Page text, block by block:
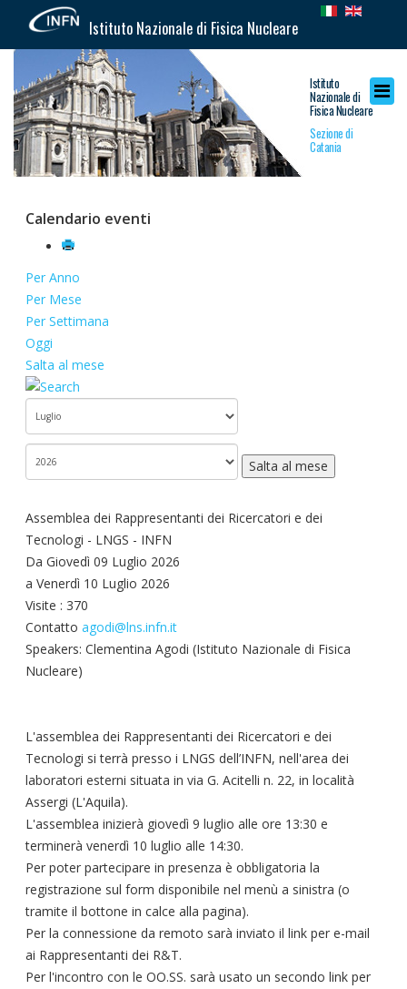
Istituto Nazionale di Fisica Nucleare
Istituto
Nazionale di
Fisica Nucleare
Sezione di
Catania
Calendario eventi
Per Anno
Per Mese
Per Settimana
Oggi
Salta al mese
Salta al mese
Assemblea dei Rappresentanti dei Ricercatori e dei
Tecnologi - LNGS - INFN
Da Giovedì 09 Luglio 2026
a Venerdì 10 Luglio 2026
Visite : 370
Contatto agodi@lns.infn.it
Speakers: Clementina Agodi (Istituto Nazionale di Fisica
Nucleare)
L'assemblea dei Rappresentanti dei Ricercatori e dei
Tecnologi si terrà presso i LNGS dell’INFN, nell'area dei
laboratori esterni situata in via G. Acitelli n. 22, in località
Assergi (L'Aquila).
L'assemblea inizierà giovedì 9 luglio alle ore 13:30 e
terminerà venerdì 10 luglio alle 14:30.
Per poter partecipare in presenza è obbligatoria la
registrazione sul form disponibile nel menù a sinistra (o
tramite il bottone in calce alla pagina).
Per la connessione da remoto sarà inviato il link per e-mail
ai Rappresentanti dei R&T.
Per l'incontro con le OO.SS. sarà usato un secondo link per